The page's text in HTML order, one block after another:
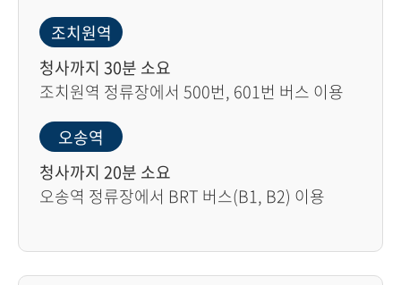
조치원역
청사까지 30분 소요
조치원역 정류장에서 500번, 601번 버스 이용
오송역
청사까지 20분 소요
오송역 정류장에서 BRT 버스(B1, B2) 이용